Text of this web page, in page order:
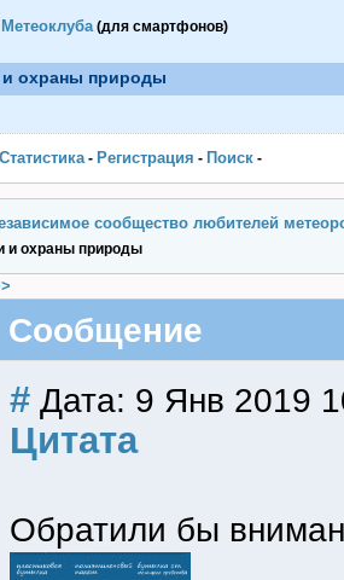
(для смартфонов)
и охраны природы
Статистика- Pегистрация - Поиск -
сообщество любителей
и охраны природы
Сообщение
# Дата: 9 Янв 2019
Цитата
Обратили бы